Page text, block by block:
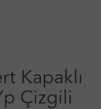
Kapaklı
Çizgili